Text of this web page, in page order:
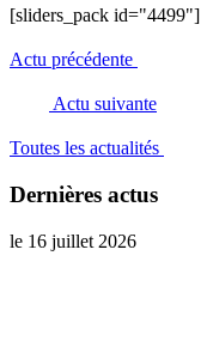
[sliders_pack id="4499"]
Actu précédente
Actu suivante
Toutes les actualités
Dernières actus
le 16 juillet 2026